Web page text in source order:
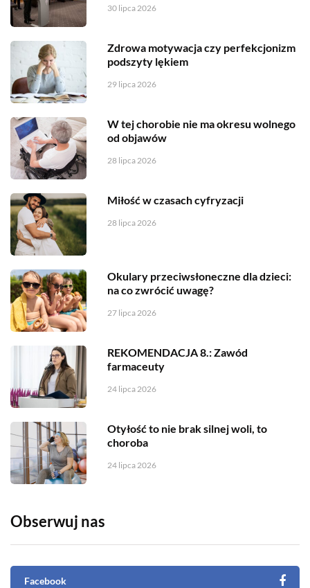
30 lipca 2026
Zdrowa motywacja czy perfekcjonizm
podszyty lękiem
29 lipca 2026
W tej chorobie nie ma okresu wolnego
od objawów
28 lipca 2026
Miłość w czasach cyfryzacji
28 lipca 2026
Okulary przeciwsłoneczne dla dzieci:
na co zwrócić uwagę?
27 lipca 2026
REKOMENDACJA 8.: Zawód
farmaceuty
24 lipca 2026
Otyłość to nie brak silnej woli, to
choroba
24 lipca 2026
Obserwuj nas
Facebook